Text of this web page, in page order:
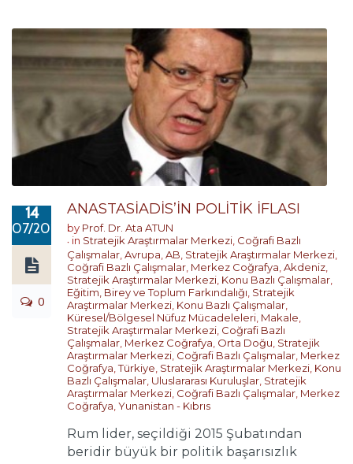
14
07/2017
0
ANASTASİADİS’İN POLİTİK İFLASI
by Prof. Dr. Ata ATUN
in Stratejik Araştırmalar Merkezi Coğrafi Bazlı
Çalışmalar Avrupa AB Stratejik Araştırmalar Merkezi
Coğrafi Bazlı Çalışmalar Merkez Coğrafya Akdeniz
Stratejik Araştırmalar Merkezi Konu Bazlı Çalışmalar
Eğitim, Birey ve Toplum Farkındalığı Stratejik
Araştırmalar Merkezi Konu Bazlı Çalışmalar
Küresel/Bölgesel Nüfuz Mücadeleleri Makale
Stratejik Araştırmalar Merkezi Coğrafi Bazlı
Çalışmalar Merkez Coğrafya Orta Doğu Stratejik
Araştırmalar Merkezi Coğrafi Bazlı Çalışmalar Merkez
Coğrafya ,Türkiye Stratejik Araştırmalar Merkezi Konu
Bazlı Çalışmalar Uluslararası Kuruluşlar Stratejik
Araştırmalar Merkezi Coğrafi Bazlı Çalışmalar Merkez
Coğrafya Yunanistan - Kıbrıs
Rum lider, seçildiği 2015 Şubatından
beridir büyük bir politik başarısızlık